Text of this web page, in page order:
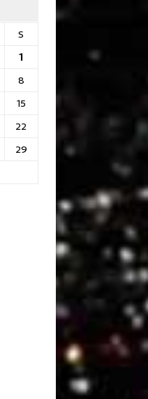
S
1
8
15
22
29